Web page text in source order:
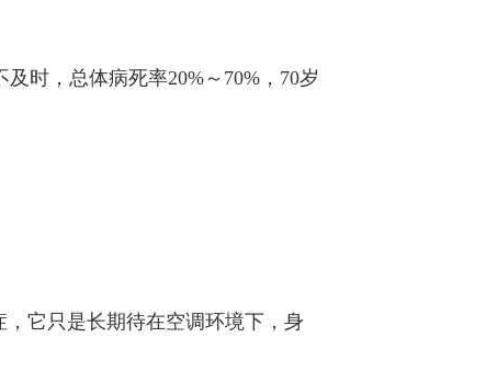
时，总体病死率20%～70%，70岁
它只是长期待在空调环境下，身